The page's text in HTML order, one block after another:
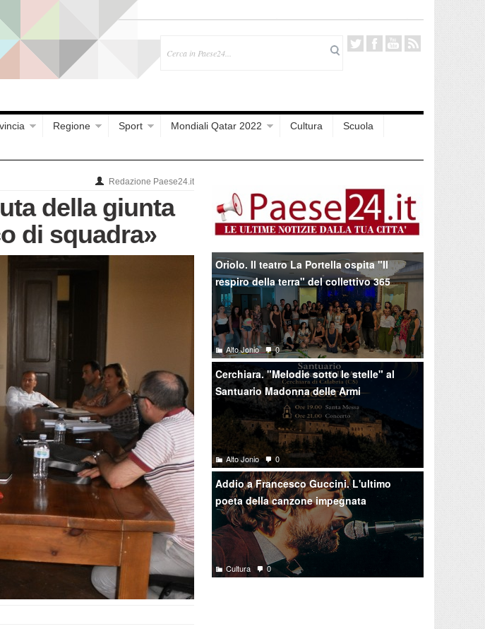
Regione Sport Mondiali Qatar 2022 Cultura
Scuola
Redazione Paese24.it
della giunta
di squadra»
Oriolo. Il teatro La Portella ospita "Il
respiro della terra" del collettivo 365
Alto Jonio 0
Cerchiara. "Melodie sotto le stelle" al
Santuario Madonna delle Armi
Alto Jonio 0
Addio a Francesco Guccini. L'ultimo
poeta della canzone impegnata
Cultura 0